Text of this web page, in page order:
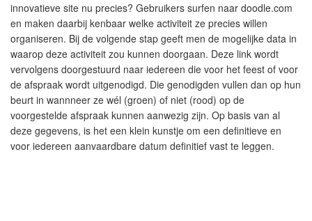
innovatieve site nu precies? Gebruikers surfen naar doodle.com
en maken daarbij kenbaar welke activiteit ze precies willen
organiseren. Bij de volgende stap geeft men de mogelijke data in
waarop deze activiteit zou kunnen doorgaan. Deze link wordt
vervolgens doorgestuurd naar iedereen die voor het feest of voor
de afspraak wordt uitgenodigd. Die genodigden vullen dan op hun
beurt in wannneer ze wél (groen) of niet (rood) op de
voorgestelde afspraak kunnen aanwezig zijn. Op basis van al
deze gegevens, is het een klein kunstje om een definitieve en
voor iedereen aanvaardbare datum definitief vast te leggen.